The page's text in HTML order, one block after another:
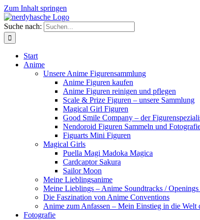
Zum Inhalt springen
Suche nach:
Start
Anime
Unsere Anime Figurensammlung
Anime Figuren kaufen
Anime Figuren reinigen und pflegen
Scale & Prize Figuren – unsere Sammlung
Magical Girl Figuren
Good Smile Company – der
Nendoroid Figuren Sammeln und
Figuarts Mini Figuren
Magical Girls
Puella Magi Madoka Magica
Cardcaptor Sakura
Sailor Moon
Meine Lieblingsanime
Meine Lieblings – Anime Soundtracks /
Die Faszination von Anime Conventions
Anime zum Anfassen – Mein Einstieg in die Welt
Fotografie